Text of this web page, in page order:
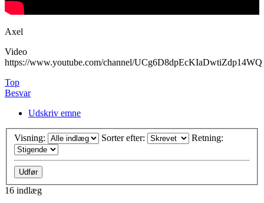
Axel
Video
https://www.youtube.com/channel/UCg6D8dpEcKIaDwtiZdp14WQ
Top
Besvar
Udskriv emne
Visning: Sorter efter: Retning:
16 indlæg